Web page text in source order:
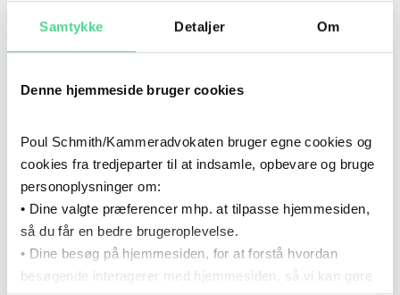
Samtykke Detaljer Om
Denne hjemmeside bruger cookies
Poul Schmith/Kammeradvokaten bruger egne cookies og
cookies fra tredjeparter til at indsamle, opbevare og bruge
personoplysninger om:
• Dine valgte præferencer mhp. at tilpasse hjemmesiden,
så du får en bedre brugeroplevelse.
• Dine besøg på hjemmesiden, for at forstå hvordan
besøgende interagerer med hjemmesiden, så vi kan gøre
hvorvidt dette projekt har været det mest betydningsfulde
Thomas og hans måde at arbejde på, og det har altid
været drivkraften for ham. Også de menneskelige
relationer, ledelse og forretningsudvikling er noget, der i
særdeleshed motiverer ham. Forandringerne inden for
hans felt er konstante, hvilket stiller store krav til at følge
med teknologien og videreuddanne sig for at kunne bistå
juridisk til udviklingen i det digitale samfund. Og lige for